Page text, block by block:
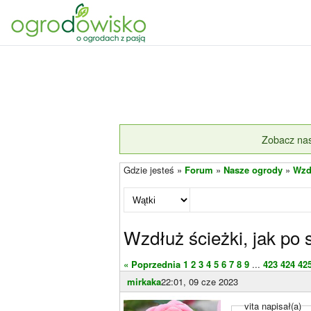
Zobacz
Gdzie jesteś » Forum » Nasze ogrody »
Wzdłuż ścieżki, jak po
« Poprzednia 1 2 3 4 5 6 7 8 9 ... 423 424
mirkaka22:01, 09 cze 2023
vita napisał(a)